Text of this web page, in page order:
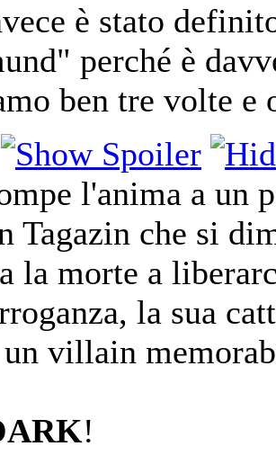
è stato
perché è
ben tre volte e
l'anima a un
Tagazin che si
la morte a
la sua
un villain
!